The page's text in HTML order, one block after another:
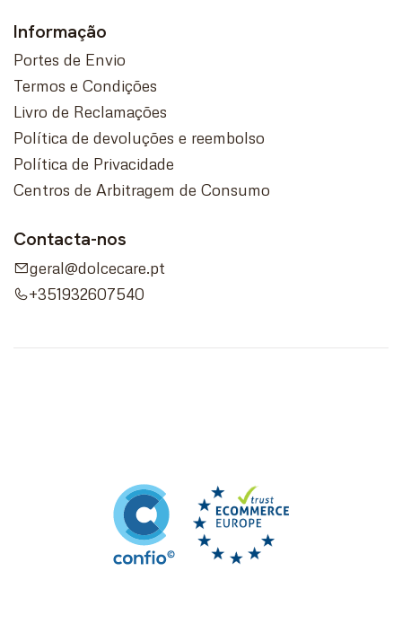
Informação
Portes de Envio
Termos e Condições
Livro de Reclamações
Política de devoluções e reembolso
Política de Privacidade
Centros de Arbitragem de Consumo
Contacta-nos
geral@dolcecare.pt
+351932607540